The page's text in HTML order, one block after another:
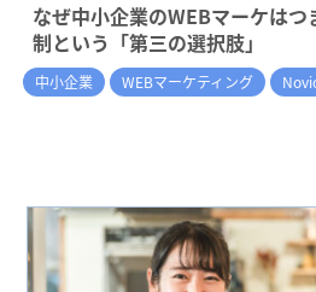
なぜ中小企業のWEBマーケは
制という「第三の選択肢」
中小企業 WEBマーケティング